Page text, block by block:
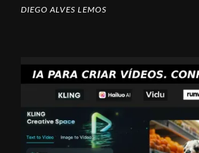
DIEGO ALVES LEMOS